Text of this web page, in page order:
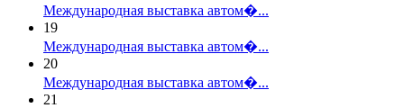
Международная выставка автом�...
19
Международная выставка автом�...
20
Международная выставка автом�...
21